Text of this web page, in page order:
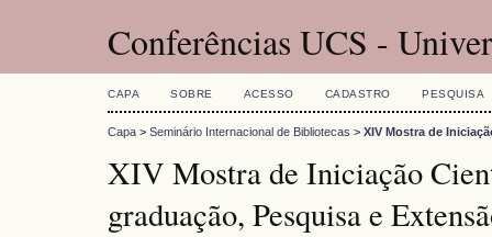
Conferências UCS -
CAPA SOBRE ACESSO CADASTRO PESQUISA
Capa > Seminário Internacional de Bibliotecas > XIV Mostra de
XIV Mostra de Iniciação
graduação, Pesquisa e